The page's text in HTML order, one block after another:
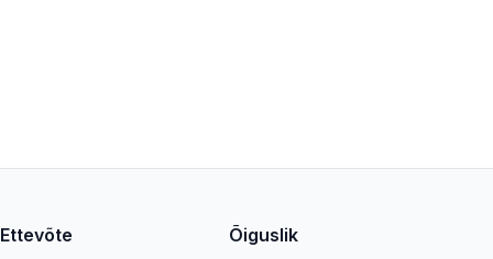
Ettevõte
Õiguslik